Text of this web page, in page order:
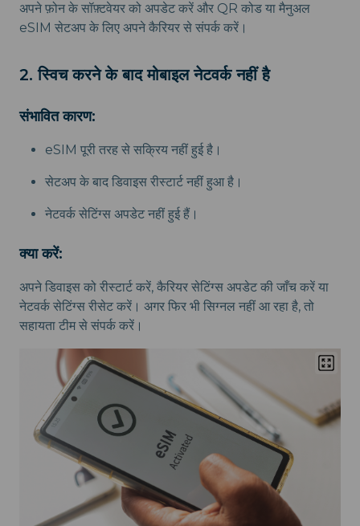
अपने फ़ोन के सॉफ़्टवेयर को अपडेट करें और QR कोड या मैनुअल
eSIM सेटअप के लिए अपने कैरियर से संपर्क करें।
2. स्विच करने के बाद मोबाइल नेटवर्क नहीं है
संभावित कारण:
eSIM पूरी तरह से सक्रिय नहीं हुई है।
सेटअप के बाद डिवाइस रीस्टार्ट नहीं हुआ है।
नेटवर्क सेटिंग्स अपडेट नहीं हुई हैं।
क्या करें:
अपने डिवाइस को रीस्टार्ट करें, कैरियर सेटिंग्स अपडेट की जाँच करें या
नेटवर्क सेटिंग्स रीसेट करें। अगर फिर भी सिग्नल नहीं आ रहा है, तो
सहायता टीम से संपर्क करें।